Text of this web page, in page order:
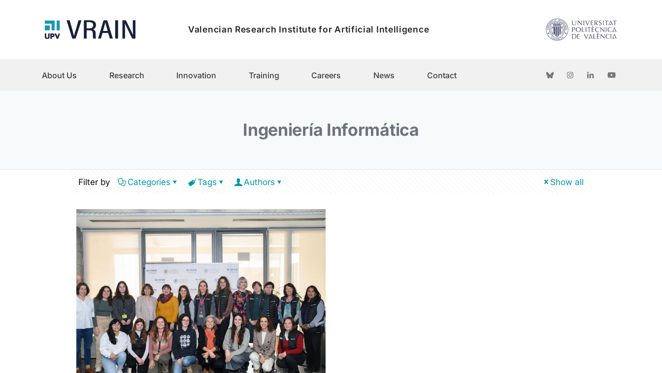
Valencian Research Institute for Artificial Intelligence
About Us Research Innovation Training Careers News Contact
Ingeniería Informática
Filter by Categories Tags Authors Show all